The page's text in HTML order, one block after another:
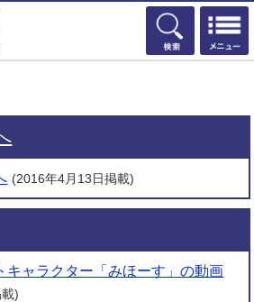
検索
(2016年4月13日掲載)
キャラクター「みほーす」の動画
)